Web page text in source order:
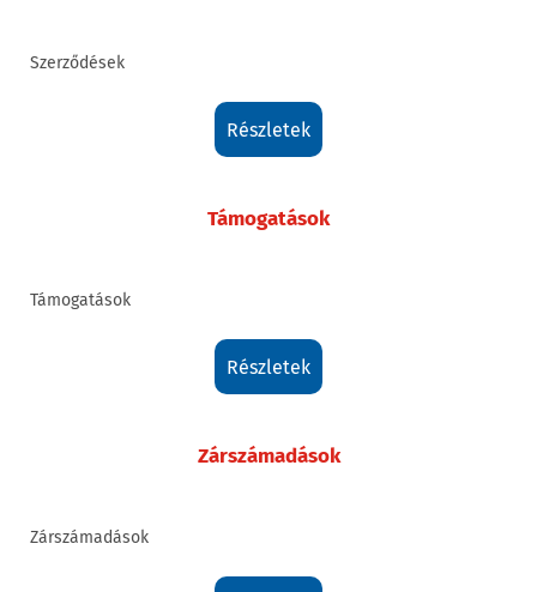
Szerződések
részletek
Támogatások
Támogatások
részletek
Zárszámadások
Zárszámadások